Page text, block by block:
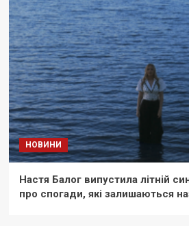
НОВИНИ
Настя Балог випустила літній
про спогади, які залишаються